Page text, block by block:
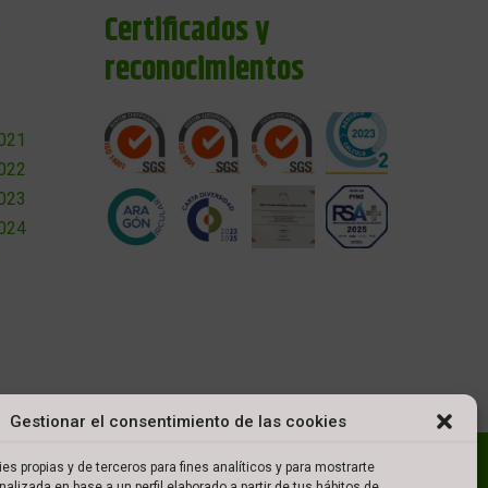
Gestionar el consentimiento de las cookies
propias y de terceros para fines analíticos y para mostrarte
Certificados y
reconocimientos
Política de cookies
Política de privacidad